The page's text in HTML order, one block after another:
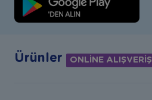
Ürünler ONLİNE ALIŞVERİŞ